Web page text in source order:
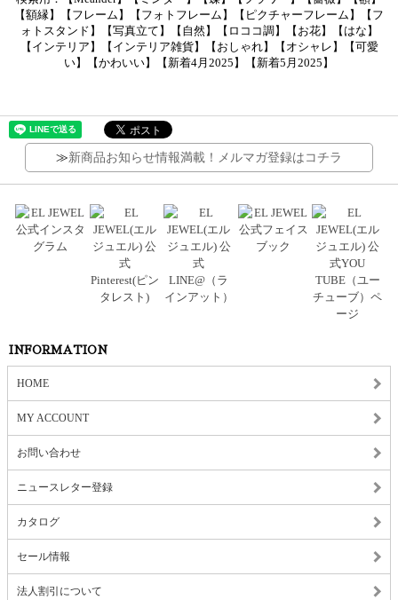
【額縁】【フレーム】【フォトフレーム】【ピクチャーフレーム】【フ
ォトスタンド】【写真立て】【自然】【ロココ調】【お花】【はな】
【インテリア】【インテリア雑貨】【おしゃれ】【オシャレ】【可愛
い】【かわいい】【新着4月2025】【新着5月2025】
≫新商品お知らせ情報満載！メルマガ登録はコチラ
INFORMATION
HOME
MY ACCOUNT
お問い合わせ
ニュースレター登録
カタログ
セール情報
法人割引について